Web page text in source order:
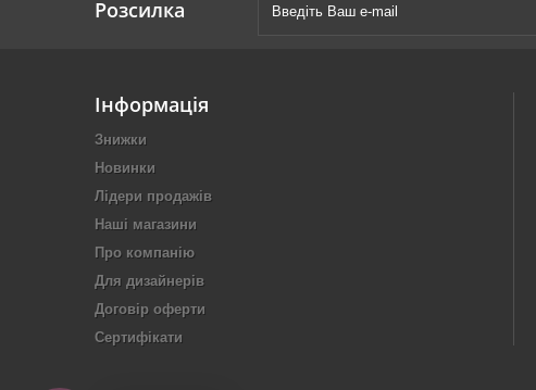
Розсилка
Інформація
Знижки
Новинки
Лідери продажів
Наші магазини
Про компанію
Для дизайнерів
Договір оферти
Сертифікати